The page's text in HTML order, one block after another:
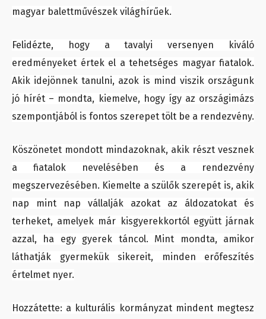
magyar balettművészek világhírűek.
Felidézte, hogy a tavalyi versenyen kiváló
eredményeket értek el a tehetséges magyar fiatalok.
Akik idejönnek tanulni, azok is mind viszik országunk
jó hírét – mondta, kiemelve, hogy így az országimázs
szempontjából is fontos szerepet tölt be a rendezvény.
Köszönetet mondott mindazoknak, akik részt vesznek
a fiatalok nevelésében és a rendezvény
megszervezésében. Kiemelte a szülők szerepét is, akik
nap mint nap vállalják azokat az áldozatokat és
terheket, amelyek már kisgyerekkortól együtt járnak
azzal, ha egy gyerek táncol. Mint mondta, amikor
láthatják gyermekük sikereit, minden erőfeszítés
értelmet nyer.
Hozzátette: a kulturális kormányzat mindent megtesz